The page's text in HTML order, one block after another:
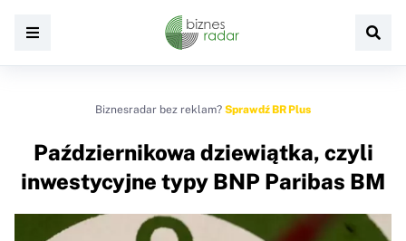
Biznesradar bez reklam? Sprawdź BR Plus
Październikowa dziewiątka, czyli
inwestycyjne typy BNP Paribas BM